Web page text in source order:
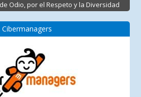
Odio, por el Respeto y la Diversidad
Cibermanagers